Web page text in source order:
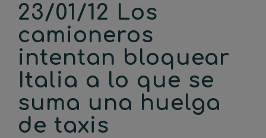
23/01/12 Los
camioneros
intentan bloquear
Italia a lo que se
suma una huelga
de taxis